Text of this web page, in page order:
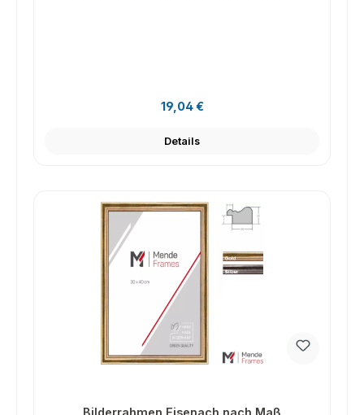
Regulärer Preis:
19,04 €
Details
Bilderrahmen Eisenach nach Maß